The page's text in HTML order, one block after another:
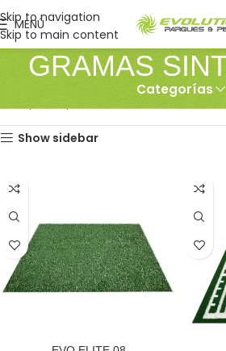
Skip to navigation
Skip to main content
MENÚ
GRAMAS
Categorías
Inicio PISOS GRAMAS SINTÉTICAS
Show sidebar